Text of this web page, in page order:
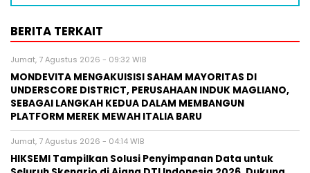
BERITA TERKAIT
Jumat, 7 Agustus 2026 - 09:32 WIB
MONDEVITA MENGAKUISISI SAHAM MAYORITAS DI
UNDERSCORE DISTRICT, PERUSAHAAN INDUK MAGLIANO,
SEBAGAI LANGKAH KEDUA DALAM MEMBANGUN
PLATFORM MEREK MEWAH ITALIA BARU
Jumat, 7 Agustus 2026 - 04:14 WIB
HIKSEMI Tampilkan Solusi Penyimpanan Data untuk